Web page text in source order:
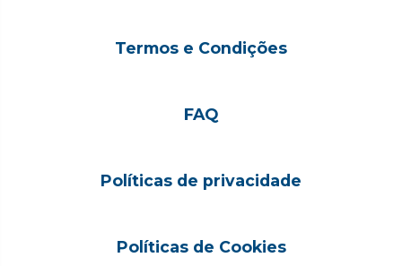
Termos e Condições
FAQ
Políticas de privacidade
Políticas de Cookies